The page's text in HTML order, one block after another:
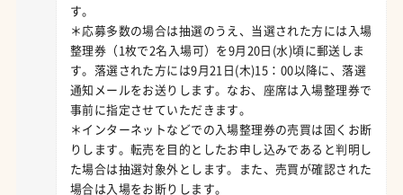
す。
＊応募多数の場合は抽選のうえ、当選された方には入場
整理券（1枚で2名入場可）を9月20日(水)頃に郵送しま
す。落選された方には9月21日(木)15：00以降に、落選
通知メールをお送りします。なお、座席は入場整理券で
事前に指定させていただきます。
＊インターネットなどでの入場整理券の売買は固くお断
りします。転売を目的としたお申し込みであると判明し
た場合は抽選対象外とします。また、売買が確認された
場合は入場をお断りします。